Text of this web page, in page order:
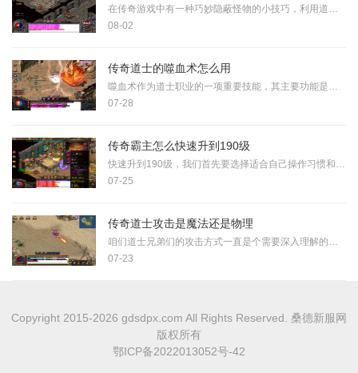
在传奇游戏中有一种巧妙隐蔽怪物的小技巧，利用道士职业特有的隐身术可以有效规避怪物的侦测。隐身术作为道士的核心技能之一，能让小伙伴们在隐身期间不被普通怪物发现，从而
08-02
传奇道士的噬血术怎么用
噬血术作为道士职业的一项重要技能，其主要功能是对敌人造成伤害并在命中后吸取对方生命，为自身回复一定血量。这项技能能够极大提升道士在战斗中的续航能力，使得角色在持续
07-28
传奇霸主怎么快速升到190级
快速升到190级，我们首先要选择适合自己操作习惯和战斗风格的职业，不同的职业在升级过程中有各自的优势和特点，比如有些职业拥有强大的群体攻击技能可以快速清理怪物，而另一
07-25
传奇道士攻击是魔法还是物理
咱们道士兄弟们的攻击方式一直是个需要深入理解的话题。很多小伙伴可能会疑惑道士的攻击到底算是魔法还是物理类型，实际上咱们这个职业采用了混合攻击体系，既包含魔法攻击也
07-23
Copyright 2015-2026 gdsdpx.com All Rights Reserved. 桑德新服网
版权所有
鄂ICP备2022013052号-42